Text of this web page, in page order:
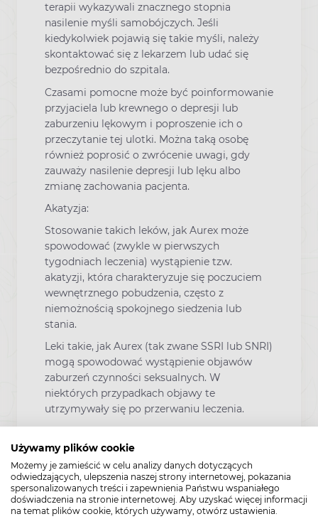
Używamy plików cookie
Możemy je zamieścić w celu analizy danych dotyczących
odwiedzających, ulepszenia naszej strony internetowej, pokazania
spersonalizowanych treści i zapewnienia Państwu wspaniałego
doświadczenia na stronie internetowej. Aby uzyskać więcej informacji
na temat plików cookie, których używamy, otwórz ustawienia.
terapii wykazywali znacznego stopnia
nasilenie myśli samobójczych. Jeśli
kiedykolwiek pojawią się takie myśli, należy
skontaktować się z lekarzem lub udać się
bezpośrednio do szpitala.
Czasami pomocne może być poinformowanie
przyjaciela lub krewnego o depresji lub
zaburzeniu lękowym i poproszenie ich o
przeczytanie tej ulotki. Można taką osobę
również poprosić o zwrócenie uwagi, gdy
zauważy nasilenie depresji lub lęku albo
zmianę zachowania pacjenta.
Akatyzja:
Stosowanie takich leków, jak Aurex może
spowodować (zwykle w pierwszych
tygodniach leczenia) wystąpienie tzw.
akatyzji, która charakteryzuje się poczuciem
wewnętrznego pobudzenia, często z
niemożnością spokojnego siedzenia lub
stania.
Leki takie, jak Aurex (tak zwane SSRI lub SNRI)
mogą spowodować wystąpienie objawów
zaburzeń czynności seksualnych. W
niektórych przypadkach objawy te
utrzymywały się po przerwaniu leczenia.
należy poinformować lekarza o następujących
aktualnych lub występujących w przeszłości
sytuacjach:
mania (uczucie pobudzenia psychicznego
i ruchowego),